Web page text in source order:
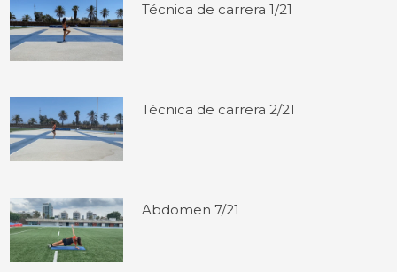
Técnica de carrera 1/21
Técnica de carrera 2/21
Abdomen 7/21